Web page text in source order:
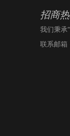
招商
我们秉承
联系邮